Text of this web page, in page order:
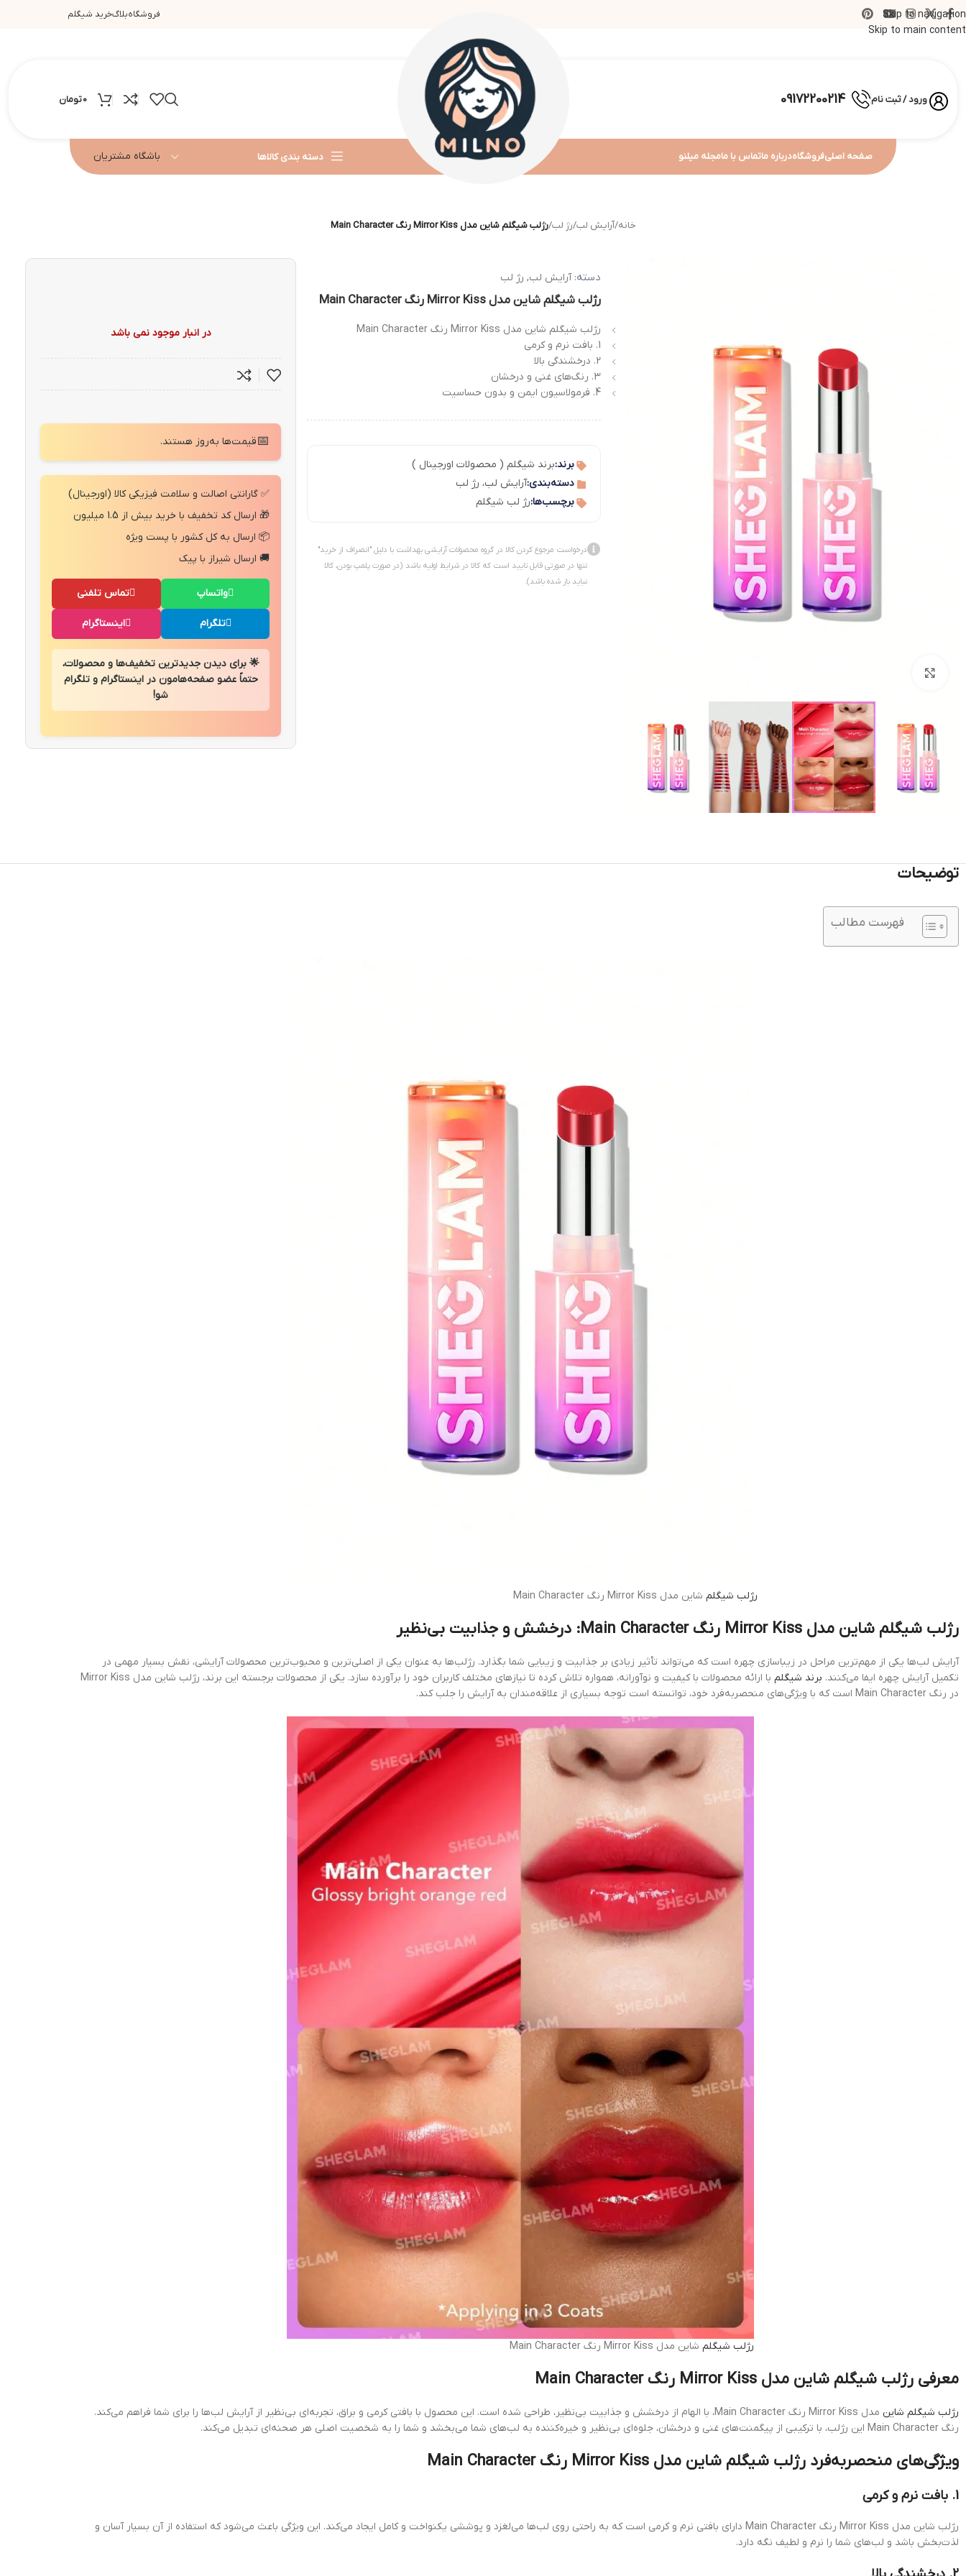
Skip to navigation
Skip to main content
فروشگاهبلاگخرید شیگلم
ورود / ثبت نام 09172200214
0تومان
صفحه اصلیفروشگاهدرباره ماتماس با مامجله میلنو دسته بندی کالاها باشگاه مشتریان
خانه/آرایش لب/رژ لب/رژلب شیگلم شاین مدل Mirror Kiss رنگ Main Character
دسته: آرایش لب, رژ لب
رژلب شیگلم شاین مدل Mirror Kiss رنگ Main Character
رژلب شیگلم شاین مدل Mirror Kiss رنگ Main Character
1. بافت نرم و کرمی
2. درخشندگی بالا
3. رنگ‌های غنی و درخشان
4. فرمولاسیون ایمن و بدون حساسیت
برند:برند شیگلم ( محصولات اورجینال )
دسته‌بندی:آرایش لب، رژ لب
برچسب‌ها:رژ لب شیگلم
درخواست مرجوع کردن کالا در گروه محصولات آرایشی بهداشت با دلیل "انصراف از خرید"
تنها در صورتی قابل تایید است که کالا در شرایط اولیه باشد (در صورت پلمپ بودن، کالا
نباید باز شده باشد).
در انبار موجود نمی باشد
📅قیمت‌ها به‌روز هستند.
✅ گارانتی اصالت و سلامت فیزیکی کالا (اورجینال)
🎁 ارسال کد تخفیف با خرید بیش از 1.5 میلیون
📦 ارسال به کل کشور با پست ویژه
🚚 ارسال شیراز با پیک
تماس تلفنی واتساپ
اینستاگرام تلگرام
🌟 برای دیدن جدیدترین تخفیف‌ها و محصولات،
حتماً عضو صفحه‌هامون در اینستاگرام و تلگرام
شو!
توضیحات
فهرست مطالب
رژلب شیگلم شاین مدل Mirror Kiss رنگ Main Character
رژلب شیگلم شاین مدل Mirror Kiss رنگ Main Character: درخشش و جذابیت بی‌نظیر
آرایش لب‌ها یکی از مهم‌ترین مراحل در زیباسازی چهره است که می‌تواند تأثیر زیادی بر جذابیت و زیبایی شما بگذارد. رژلب‌ها به عنوان یکی از اصلی‌ترین و محبوب‌ترین محصولات آرایشی، نقش بسیار مهمی در
تکمیل آرایش چهره ایفا می‌کنند. برند شیگلم
با ارائه محصولات با کیفیت و نوآورانه، همواره تلاش کرده تا نیازهای مختلف کاربران خود را برآورده سازد. یکی از محصولات برجسته این برند، رژلب شاین مدل Mirror Kiss
در رنگ Main Character است که با ویژگی‌های منحصربه‌فرد خود، توانسته است توجه بسیاری از علاقه‌مندان به آرایش را جلب کند.
رژلب شیگلم شاین مدل Mirror Kiss رنگ Main Character
معرفی رژلب شیگلم شاین مدل Mirror Kiss رنگ Main Character
رژلب شیگلم شاین
مدل Mirror Kiss رنگ Main Character، با الهام از درخشش و جذابیت بی‌نظیر، طراحی شده است. این محصول با بافتی کرمی و براق، تجربه‌ای بی‌نظیر از آرایش لب‌ها را برای شما فراهم می‌کند.
رنگ Main Character این رژلب، با ترکیبی از پیگمنت‌های غنی و درخشان، جلوه‌ای بی‌نظیر و خیره‌کننده به لب‌های شما می‌بخشد و شما را به شخصیت اصلی هر صحنه‌ای تبدیل می‌کند.
ویژگی‌های منحصربه‌فرد رژلب شیگلم شاین مدل Mirror Kiss رنگ Main Character
1. بافت نرم و کرمی
رژلب شاین مدل Mirror Kiss رنگ Main Character دارای بافتی نرم و کرمی است که به راحتی روی لب‌ها می‌لغزد و پوششی یکنواخت و کامل ایجاد می‌کند. این ویژگی باعث می‌شود که استفاده از آن بسیار آسان و
لذت‌بخش باشد و لب‌های شما را نرم و لطیف نگه دارد.